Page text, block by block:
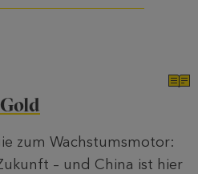
zum Wachstumsmotor:
– und China ist hier